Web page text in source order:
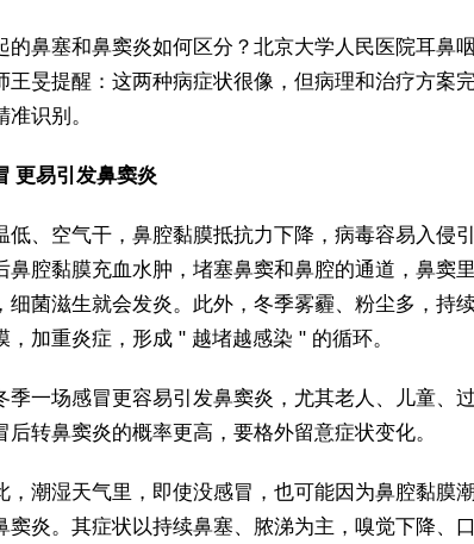
的鼻塞和鼻窦炎如何区分？北京大学人民医院耳鼻
王旻提醒：这两种病症状很像，但病理和治疗方案
识别。
更易引发鼻窦炎
低、空气干，鼻腔黏膜抵抗力下降，病毒容易入侵
鼻腔黏膜充血水肿，堵塞鼻窦和鼻腔的通道，鼻窦
细菌滋生就会发炎。此外，冬季雾霾、粉尘多，持
，加重炎症，形成 " 越堵越感染 " 的循环。
季一场感冒更容易引发鼻窦炎，尤其老人、儿童、
后转鼻窦炎的概率更高，要格外留意症状变化。
，潮湿天气里，即使没感冒，也可能因为鼻腔黏膜
窦炎。其症状以持续鼻塞、脓涕为主，嗅觉下降、